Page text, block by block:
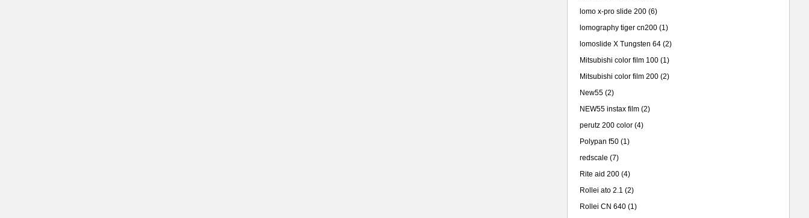
lomo x-pro slide 200 (6)
lomography tiger cn200 (1)
lomoslide X Tungsten 64 (2)
Mitsubishi color film 100 (1)
Mitsubishi color film 200 (2)
New55 (2)
NEW55 instax film (2)
perutz 200 color (4)
Polypan f50 (1)
redscale (7)
Rite aid 200 (4)
Rollei ato 2.1 (2)
Rollei CN 640 (1)